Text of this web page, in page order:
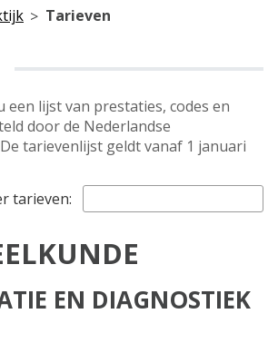
Tarieven
een lijst van prestaties, codes en
door de Nederlandse
tarievenlijst geldt vanaf 1 januari
tarieven:
EN DIAGNOSTIEK